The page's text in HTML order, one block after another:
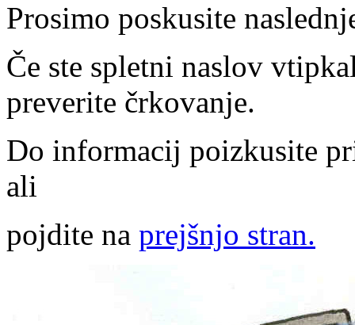
Prosimo poskusite
Če ste spletni naslov
preverite črkovanje.
Do informacij poizkusite
ali
pojdite na prejšnjo stran.